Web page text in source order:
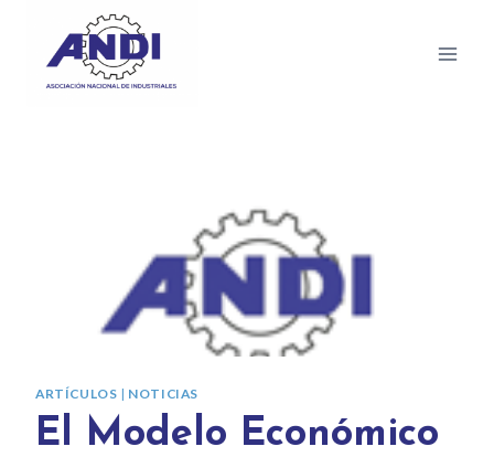
ARTÍCULOS | NOTICIAS
El Modelo Económico